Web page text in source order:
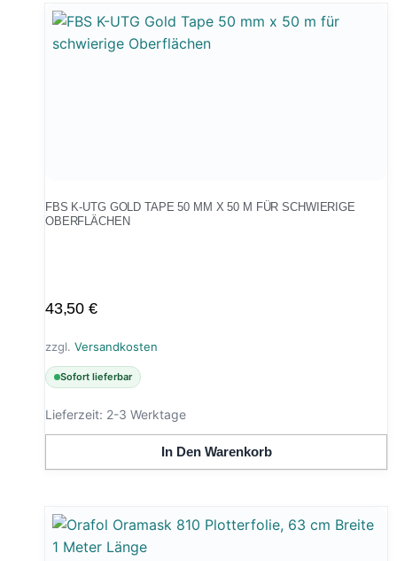
FBS K-UTG GOLD TAPE 50 MM X 50 M FÜR SCHWIERIGE
OBERFLÄCHEN
43,50 €
zzgl. Versandkosten
Sofort lieferbar
Lieferzeit: 2-3 Werktage
In Den Warenkorb